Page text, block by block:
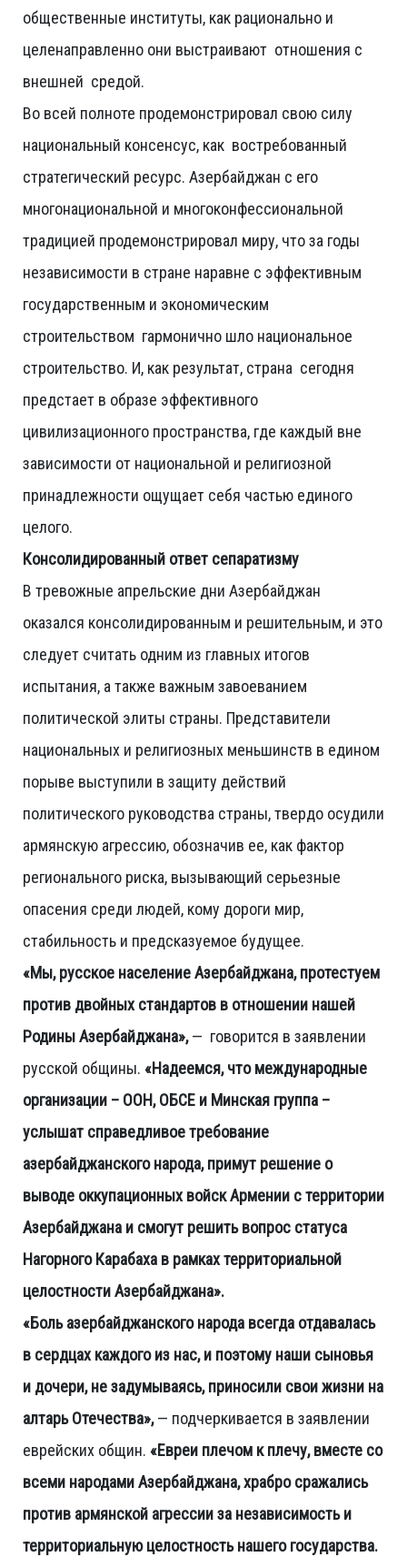
общественные институты, как рационально и
целенаправленно они выстраивают отношения с
внешней средой.
Во всей полноте продемонстрировал свою силу
национальный консенсус, как востребованный
стратегический ресурс. Азербайджан с его
многонациональной и многоконфессиональной
традицией продемонстрировал миру, что за годы
независимости в стране наравне с эффективным
государственным и экономическим
строительством гармонично шло национальное
строительство. И, как результат, страна сегодня
предстает в образе эффективного
цивилизационного пространства, где каждый вне
зависимости от национальной и религиозной
принадлежности ощущает себя частью единого
целого.
Консолидированный ответ сепаратизму
В тревожные апрельские дни Азербайджан
оказался консолидированным и решительным, и это
следует считать одним из главных итогов
испытания, а также важным завоеванием
политической элиты страны. Представители
национальных и религиозных меньшинств в едином
порыве выступили в защиту действий
политического руководства страны, твердо осудили
армянскую агрессию, обозначив ее, как фактор
регионального риска, вызывающий серьезные
опасения среди людей, кому дороги мир,
стабильность и предсказуемое будущее.
«Мы, русское население Азербайджана, протестуем
против двойных стандартов в отношении нашей
Родины Азербайджана»,— говорится в заявлении
русской общины. «Надеемся, что международные
организации – ООН, ОБСЕ и Минская группа –
услышат справедливое требование
азербайджанского народа, примут решение о
выводе оккупационных войск Армении с территории
Азербайджана и смогут решить вопрос статуса
Нагорного Карабаха в рамках территориальной
целостности Азербайджана».
«Боль азербайджанского народа всегда отдавалась
в сердцах каждого из нас, и поэтому наши сыновья
и дочери, не задумываясь, приносили свои жизни на
алтарь Отечества»,— подчеркивается в заявлении
еврейских общин. «Евреи плечом к плечу, вместе со
всеми народами Азербайджана, храбро сражались
против армянской агрессии за независимость и
территориальную целостность нашего государства.